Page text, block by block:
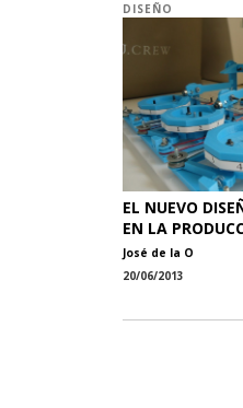
DISEÑO
EL NUEVO
EN LA
José de la O
20/06/2013